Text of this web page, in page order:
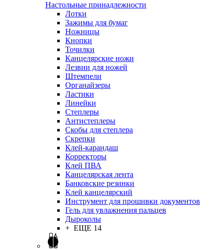
Настольные принадлежности
Лотки
Зажимы для бумаг
Ножницы
Кнопки
Точилки
Канцелярские ножи
Лезвии для ножей
Штемпели
Органайзеры
Ластики
Линейки
Степлеры
Антистеплеры
Скобы для степлера
Скрепки
Клей-карандаш
Корректоры
Клей ПВА
Канцелярская лента
Банковские резинки
Клей канцелярский
Инструмент для прошивки документов
Гель для увлажнения пальцев
Дыроколы
+ ЕЩЕ 14